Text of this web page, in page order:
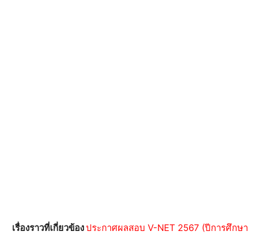
เรื่องราวที่เกี่ยวข้องประกาศผลสอบ V-NET 2567 (ปีการศึกษา